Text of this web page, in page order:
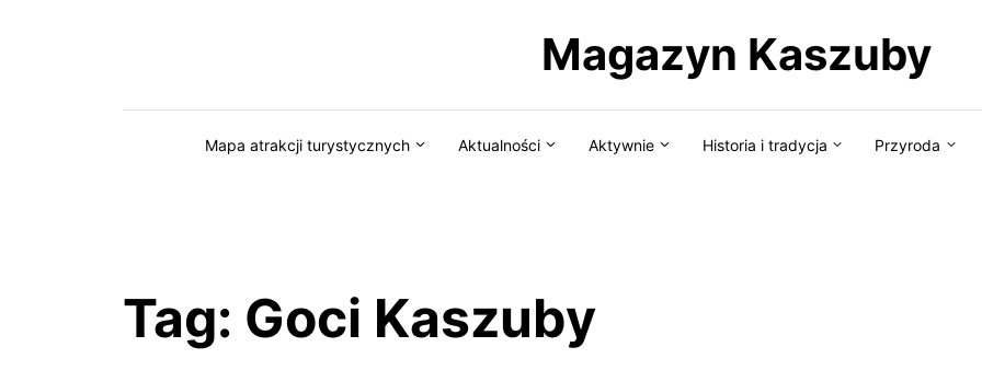
Magazyn Kaszuby
Mapa atrakcji turystycznych Aktualności Aktywnie Historia i tradycja Przyroda
Tag: Goci Kaszuby